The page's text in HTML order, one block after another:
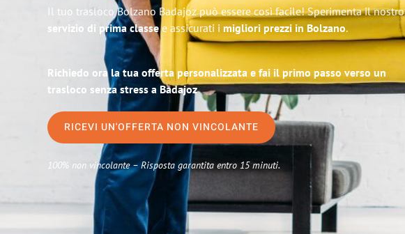
Il tuo trasloco Bolzano Badajoz può essere così facile! Sperimenta il nostro
servizio di prima classee assicurati i migliori prezzi in Bolzano.
Richiedo ora la tua offerta personalizzata e fai il primo passo verso un
trasloco senza stress a Badajoz
RICEVI UN'OFFERTA NON VINCOLANTE
100% non vincolante – Risposta garantita entro 15 minuti.